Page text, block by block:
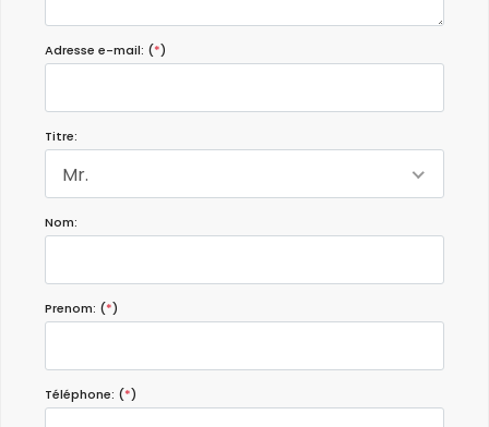
Adresse e-mail: (*)
Titre:
Mr.
Nom:
Prenom: (*)
Téléphone: (*)